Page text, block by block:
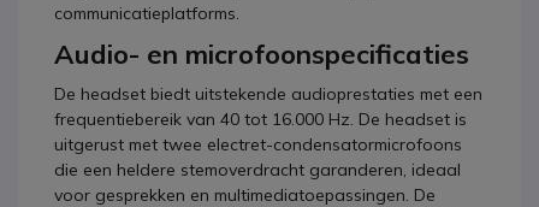
communicatieplatforms.
Audio- en microfoonspecificaties
De headset biedt uitstekende audioprestaties met een
frequentiebereik van 40 tot 16.000 Hz. De headset is
uitgerust met twee electret-condensatormicrofoons
die een heldere stemoverdracht garanderen, ideaal
voor gesprekken en multimediatoepassingen. De